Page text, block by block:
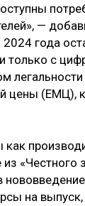
—
2024 года
только с
цены (ЕМЦ),
«Честного
на